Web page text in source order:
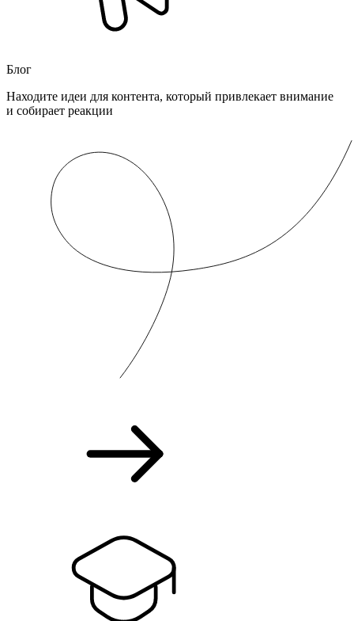
Блог
Находите идеи для контента, который привлекает внимание
и собирает реакции